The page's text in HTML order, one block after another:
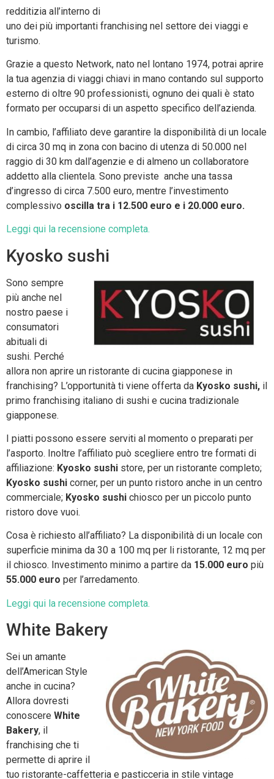
redditizia all’interno di
uno dei più importanti franchising nel settore dei viaggi e
turismo.
Grazie a questo Network, nato nel lontano 1974, potrai aprire
la tua agenzia di viaggi chiavi in mano contando sul supporto
esterno di oltre 90 professionisti, ognuno dei quali è stato
formato per occuparsi di un aspetto specifico dell’azienda.
In cambio, l’affiliato deve garantire la disponibilità di un locale
di circa 30 mq in zona con bacino di utenza di 50.000 nel
raggio di 30 km dall’agenzie e di almeno un collaboratore
addetto alla clientela. Sono previste anche una tassa
d’ingresso di circa 7.500 euro, mentre l’investimento
complessivo oscilla tra i 12.500 euro e i 20.000 euro.
Leggi qui la recensione completa.
Kyosko sushi
Sono sempre
più anche nel
nostro paese i
consumatori
abituali di
sushi. Perché
allora non aprire un ristorante di cucina giapponese in
franchising? L’opportunità ti viene offerta da Kyosko sushi, il
primo franchising italiano di sushi e cucina tradizionale
giapponese.
I piatti possono essere serviti al momento o preparati per
l’asporto. Inoltre l’affiliato può scegliere entro tre formati di
affiliazione: Kyosko sushi store, per un ristorante completo;
Kyosko sushi corner, per un punto ristoro anche in un centro
commerciale; Kyosko sushi chiosco per un piccolo punto
ristoro dove vuoi.
Cosa è richiesto all’affiliato? La disponibilità di un locale con
superficie minima da 30 a 100 mq per li ristorante, 12 mq per
il chiosco. Investimento minimo a partire da 15.000 euro più
55.000 euro per l’arredamento.
Leggi qui la recensione completa.
White Bakery
Sei un amante
dell’American Style
anche in cucina?
Allora dovresti
conoscere White
Bakery, il
franchising che ti
permette di aprire il
tuo ristorante-caffetteria e pasticceria in stile vintage